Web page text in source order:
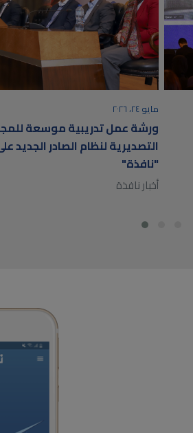
مايو ٢٤، ٢٠٢٦
ورشة عمل تدريبية موسعة
التصديرية لنظام الصادر الجديد
"نافذة"
أخبار نافذة